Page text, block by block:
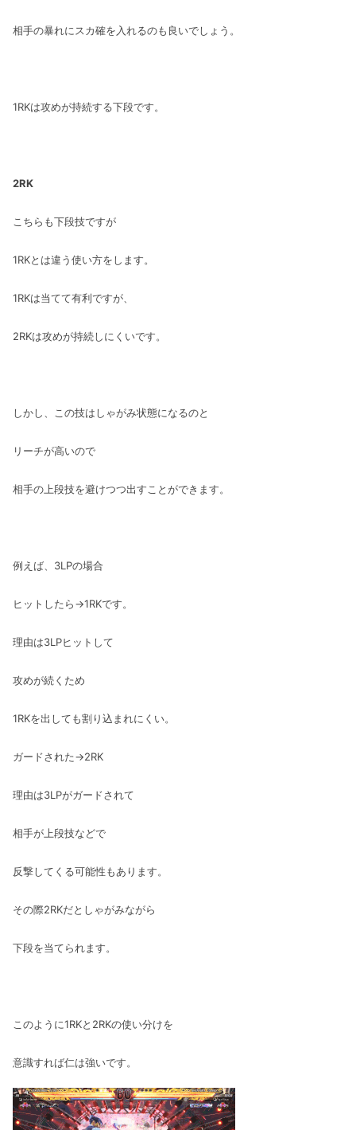
相手の暴れにスカ確を入れるのも良いでしょう。
1RKは攻めが持続する下段です。
2RK
こちらも下段技ですが
1RKとは違う使い方をします。
1RKは当てて有利ですが、
2RKは攻めが持続しにくいです。
しかし、この技はしゃがみ状態になるのと
リーチが高いので
相手の上段技を避けつつ出すことができます。
例えば、3LPの場合
ヒットしたら→1RKです。
理由は3LPヒットして
攻めが続くため
1RKを出しても割り込まれにくい。
ガードされた→2RK
理由は3LPがガードされて
相手が上段技などで
反撃してくる可能性もあります。
その際2RKだとしゃがみながら
下段を当てられます。
このように1RKと2RKの使い分けを
意識すれば仁は強いです。